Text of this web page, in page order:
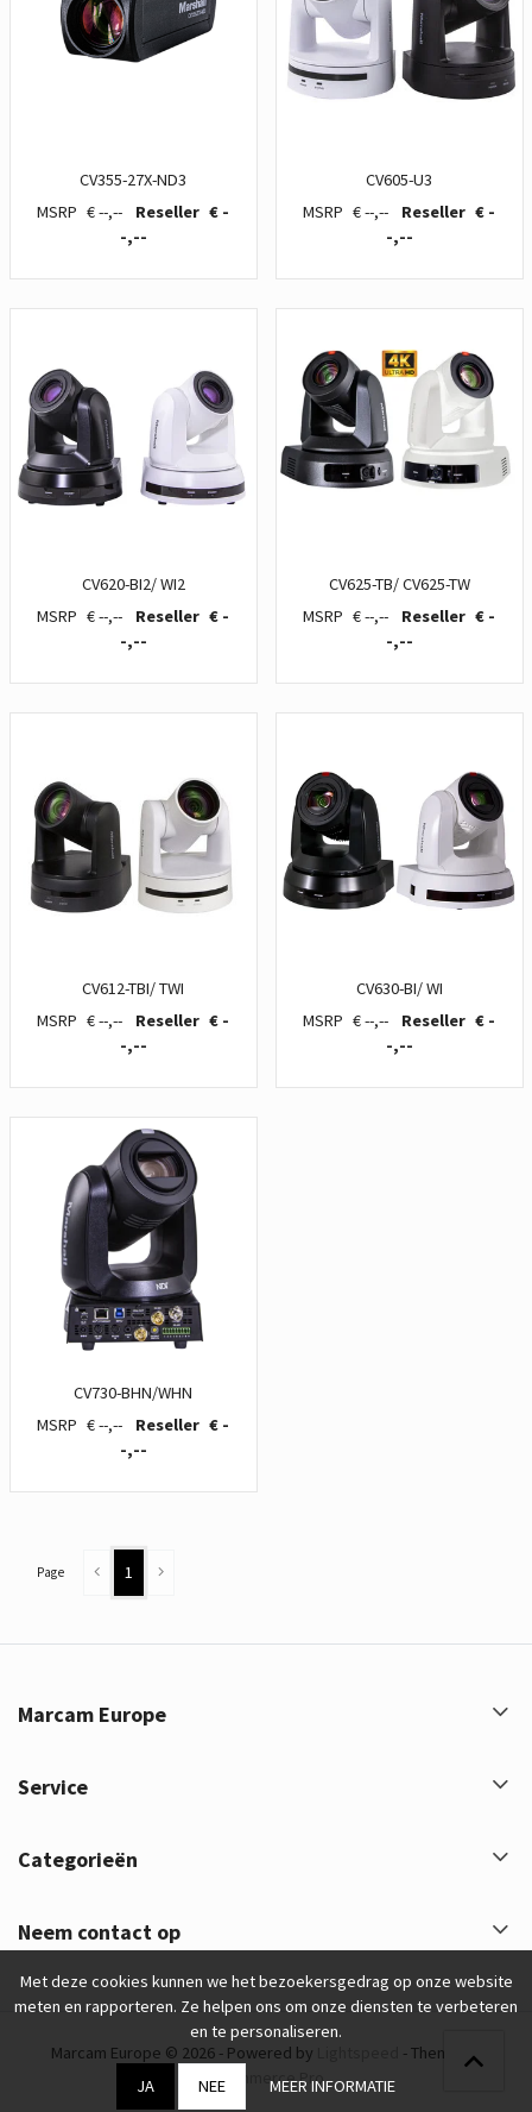
CV355-27X-ND3
€ --,--
€ -
-,--
CV605-U3
€ --,--
€ -
-,--
CV620-BI2/ WI2
€ --,--
€ -
-,--
CV625-TB/ CV625-TW
€ --,--
€ -
-,--
CV612-TBI/ TWI
€ --,--
€ -
-,--
CV630-BI/ WI
€ --,--
€ -
-,--
CV730-BHN/WHN
€ --,--
€ -
-,--
Page 1
Marcam Europe
Service
Categorieën
Neem contact op
Marcam Europe © 2026 - Powered by
- Theme by
eCommerce Pro
Met deze cookies kunnen we het bezoekersgedrag op onze website
meten en rapporteren. Ze helpen ons om onze diensten te verbeteren
en te personaliseren.
JA NEE MEER INFORMATIE